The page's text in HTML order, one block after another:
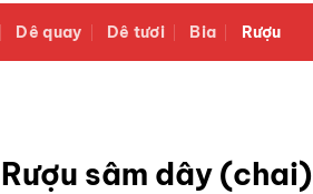
Dê quay Dê tươi Bia Rượu
Rượu sâm dây (chai)